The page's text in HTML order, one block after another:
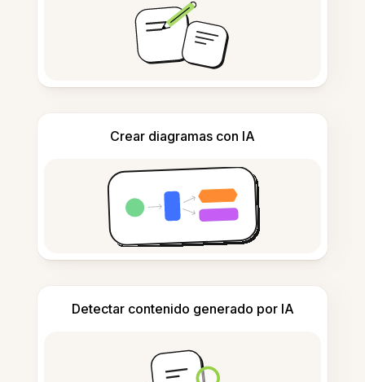
Crear diagramas con IA
Detectar contenido generado por IA